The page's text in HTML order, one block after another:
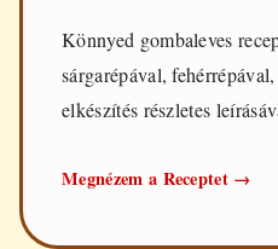
Könnyed gombaleves
sárgarépával,
elkészítés részletes
Megnézem a Receptet →